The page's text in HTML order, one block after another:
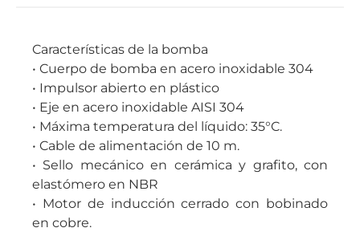
Características de la bomba
• Cuerpo de bomba en acero inoxidable 304
• Impulsor abierto en plástico
• Eje en acero inoxidable AISI 304
• Máxima temperatura del líquido: 35°C.
• Cable de alimentación de 10 m.
• Sello mecánico en cerámica y grafito, con
elastómero en NBR
• Motor de inducción cerrado con bobinado
en cobre.